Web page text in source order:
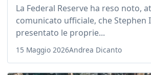
La Federal Reserve ha reso noto,
comunicato ufficiale, che Stephen
presentato le proprie...
15 Maggio 2026Andrea Dicanto